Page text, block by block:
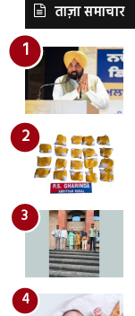
ताज़ा समाचार